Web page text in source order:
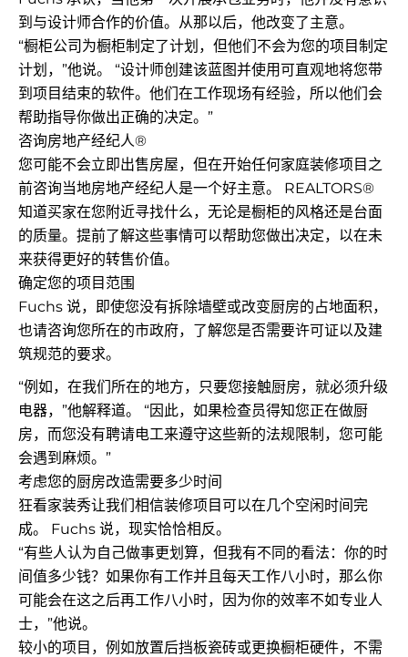
到与设计师合作的价值。从那以后，他改变了主意。
“橱柜公司为橱柜制定了计划，但他们不会为您的项目制定
计划，”他说。 “设计师创建该蓝图并使用可直观地将您带
到项目结束的软件。他们在工作现场有经验，所以他们会
帮助指导你做出正确的决定。”
咨询房地产经纪人®
您可能不会立即出售房屋，但在开始任何家庭装修项目之
前咨询当地房地产经纪人是一个好主意。 REALTORS®
知道买家在您附近寻找什么，无论是橱柜的风格还是台面
的质量。提前了解这些事情可以帮助您做出决定，以在未
来获得更好的转售价值。
确定您的项目范围
Fuchs 说，即使您没有拆除墙壁或改变厨房的占地面积，
也请咨询您所在的市政府，了解您是否需要许可证以及建
筑规范的要求。
“例如，在我们所在的地方，只要您接触厨房，就必须升级
电器，”他解释道。 “因此，如果检查员得知您正在做厨
房，而您没有聘请电工来遵守这些新的法规限制，您可能
会遇到麻烦。”
考虑您的厨房改造需要多少时间
狂看家装秀让我们相信装修项目可以在几个空闲时间完
成。 Fuchs 说，现实恰恰相反。
“有些人认为自己做事更划算，但我有不同的看法：你的时
间值多少钱？如果你有工作并且每天工作八小时，那么你
可能会在这之后再工作八小时，因为你的效率不如专业人
士，”他说。
较小的项目，例如放置后挡板瓷砖或更换橱柜硬件，不需